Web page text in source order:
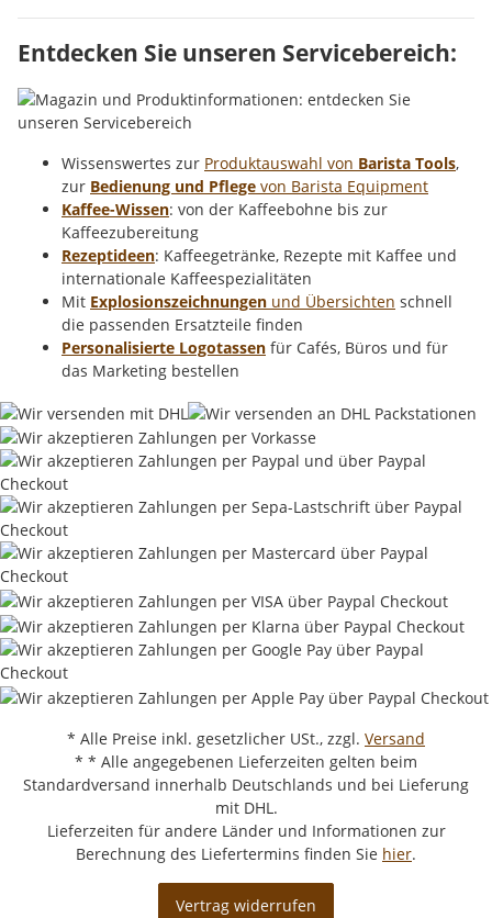
Entdecken Sie unseren Servicebereich:
Wissenswertes zur Produktauswahl von Barista Tools,
zur Bedienung und Pflege von Barista Equipment
Kaffee-Wissen: von der Kaffeebohne bis zur
Kaffeezubereitung
Rezeptideen: Kaffeegetränke, Rezepte mit Kaffee und
internationale Kaffeespezialitäten
Mit Explosionszeichnungen und Übersichten schnell
die passenden Ersatzteile finden
Personalisierte Logotassen für Cafés, Büros und für
das Marketing bestellen
* Alle Preise inkl. gesetzlicher USt., zzgl. Versand
* * Alle angegebenen Lieferzeiten gelten beim
Standardversand innerhalb Deutschlands und bei Lieferung
mit DHL.
Lieferzeiten für andere Länder und Informationen zur
Berechnung des Liefertermins finden Sie hier.
Vertrag widerrufen